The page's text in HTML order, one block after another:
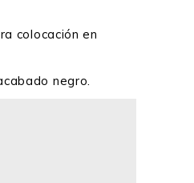
colocación en
negro.